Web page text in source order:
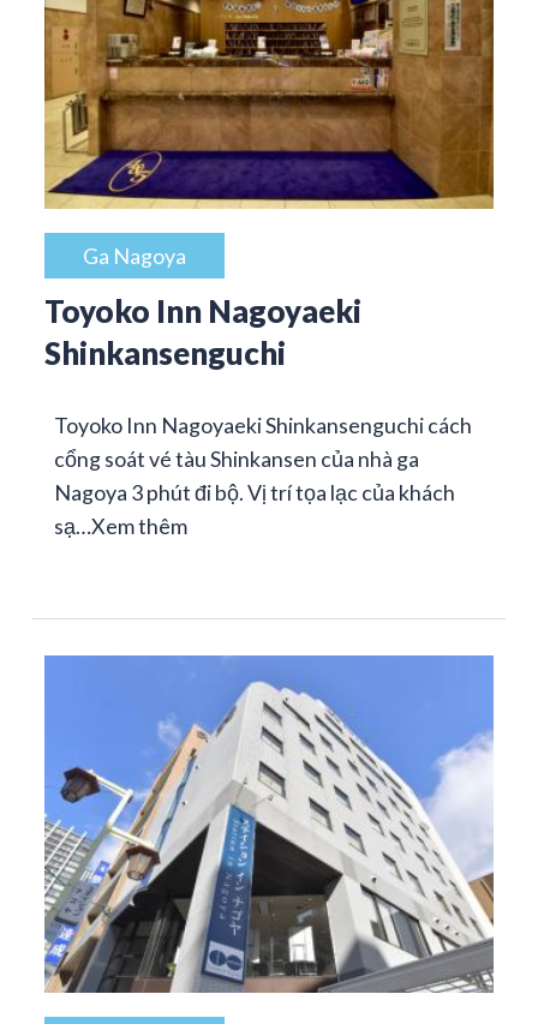
Ga Nagoya
Toyoko Inn Nagoyaeki
Shinkansenguchi
Toyoko Inn Nagoyaeki Shinkansenguchi cách
cổng soát vé tàu Shinkansen của nhà ga
Nagoya 3 phút đi bộ. Vị trí tọa lạc của khách
sạ…Xem thêm